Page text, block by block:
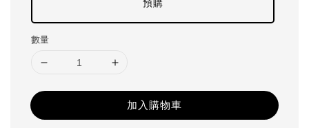
數量
加入購物車